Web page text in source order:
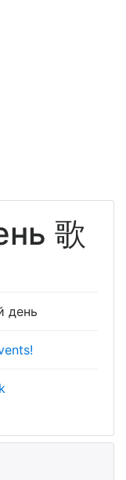
歌
день